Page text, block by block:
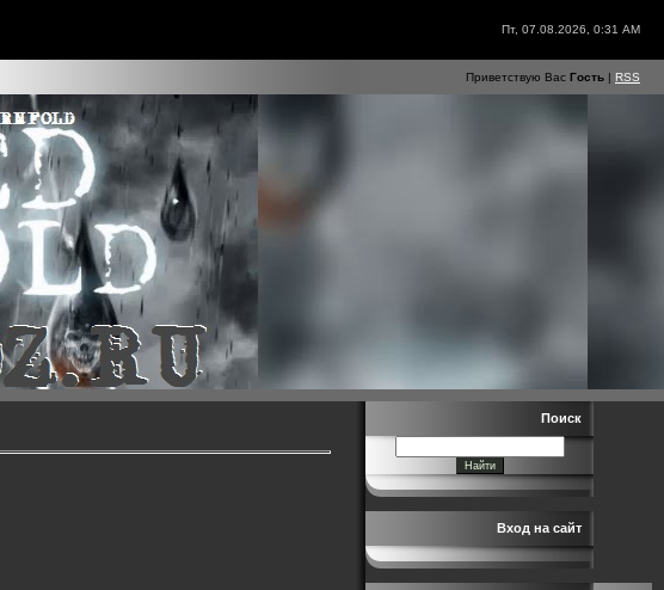
Пт, 07.08.2026, 0:31 AM
Приветствую Вас Гость | RSS
Поиск
Вход на сайт